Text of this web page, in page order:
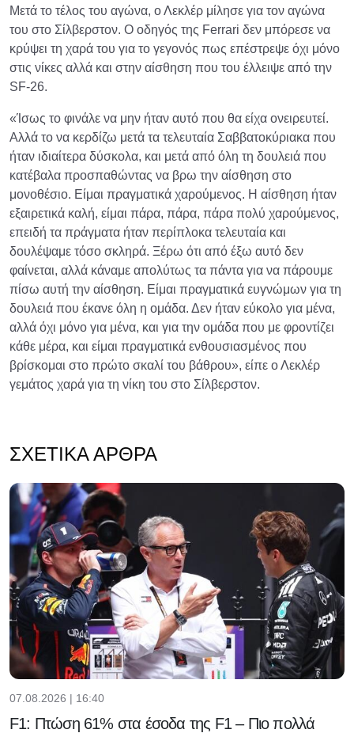
Μετά το τέλος του αγώνα, ο Λεκλέρ μίλησε για τον αγώνα
του στο Σίλβερστον. Ο οδηγός της Ferrari δεν μπόρεσε να
κρύψει τη χαρά του για το γεγονός πως επέστρεψε όχι μόνο
στις νίκες αλλά και στην αίσθηση που του έλλειψε από την
SF-26.
«Ίσως το φινάλε να μην ήταν αυτό που θα είχα ονειρευτεί.
Αλλά το να κερδίζω μετά τα τελευταία Σαββατοκύριακα που
ήταν ιδιαίτερα δύσκολα, και μετά από όλη τη δουλειά που
κατέβαλα προσπαθώντας να βρω την αίσθηση στο
μονοθέσιο. Είμαι πραγματικά χαρούμενος. Η αίσθηση ήταν
εξαιρετικά καλή, είμαι πάρα, πάρα, πάρα πολύ χαρούμενος,
επειδή τα πράγματα ήταν περίπλοκα τελευταία και
δουλέψαμε τόσο σκληρά. Ξέρω ότι από έξω αυτό δεν
φαίνεται, αλλά κάναμε απολύτως τα πάντα για να πάρουμε
πίσω αυτή την αίσθηση. Είμαι πραγματικά ευγνώμων για τη
δουλειά που έκανε όλη η ομάδα. Δεν ήταν εύκολο για μένα,
αλλά όχι μόνο για μένα, και για την ομάδα που με φροντίζει
κάθε μέρα, και είμαι πραγματικά ενθουσιασμένος που
βρίσκομαι στο πρώτο σκαλί του βάθρου», είπε ο Λεκλέρ
γεμάτος χαρά για τη νίκη του στο Σίλβερστον.
ΣΧΕΤΙΚΆ ΆΡΘΡΑ
07.08.2026 | 16:40
F1: Πτώση 61% στα έσοδα της F1 – Πιο πολλά